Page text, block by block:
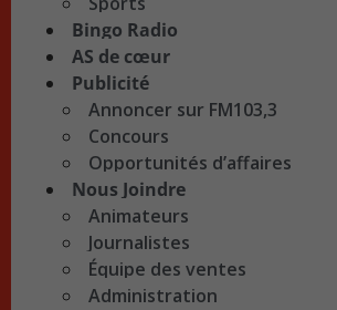
Bingo Radio
AS de cœur
Publicité
Annoncer sur FM103,3
Concours
Opportunités d’affaires
Nous Joindre
Animateurs
Journalistes
Équipe des ventes
Administration